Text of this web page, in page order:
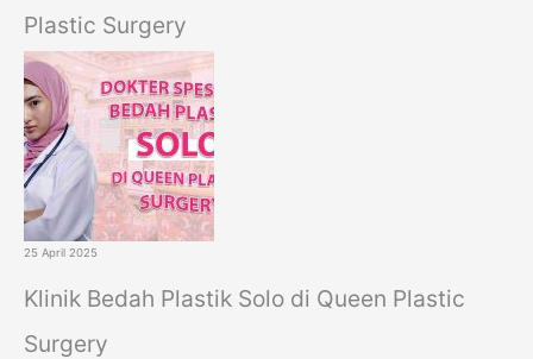
Plastic Surgery
25 April 2025
Klinik Bedah Plastik Solo di Queen Plastic
Surgery